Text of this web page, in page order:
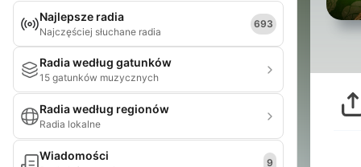
Najlepsze radia
Najczęściej słuchane radia
693
Radia według gatunków
15 gatunków muzycznych
Radia według regionów
Radia lokalne
Wiadomości 9